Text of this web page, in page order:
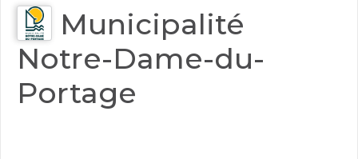
Municipalité
Notre-Dame-du-
Portage